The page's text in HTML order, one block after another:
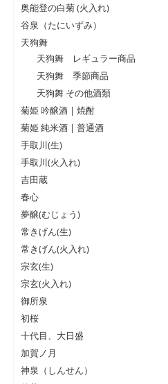
奥能登の白菊 (火入れ)
谷泉（たにいずみ）
天狗舞
天狗舞 レギュラー商品
天狗舞 季節商品
天狗舞 その他酒類
菊姫 吟醸酒 | 焼酎
菊姫 純米酒 | 普通酒
手取川(生)
手取川(火入れ)
吉田蔵
春心
夢醸(むじょう)
常きげん(生)
常きげん(火入れ)
宗玄(生)
宗玄(火入れ)
御所泉
初桜
十代目、大日盛
加賀ノ月
神泉（しんせん）